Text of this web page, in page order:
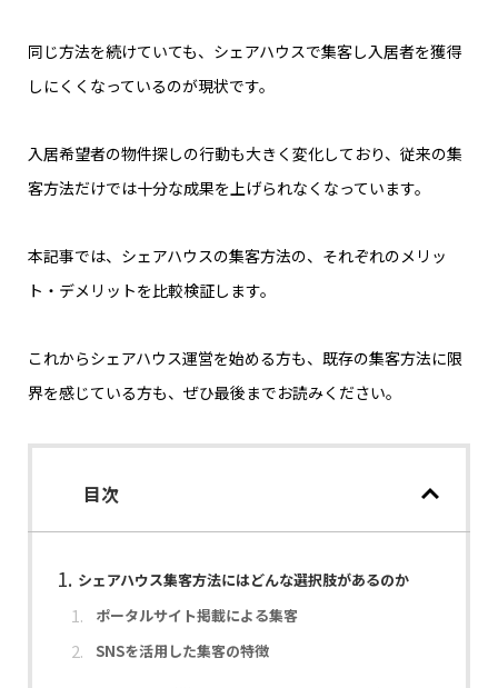
同じ方法を続けていても、シェアハウスで集客し入居者を獲得
しにくくなっているのが現状です。
入居希望者の物件探しの行動も大きく変化しており、従来の集
客方法だけでは十分な成果を上げられなくなっています。
本記事では、シェアハウスの集客方法の、それぞれのメリッ
ト・デメリットを比較検証します。
これからシェアハウス運営を始める方も、既存の集客方法に限
界を感じている方も、ぜひ最後までお読みください。
目次
シェアハウス集客方法にはどんな選択肢があるのか
ポータルサイト掲載による集客
SNSを活用した集客の特徴